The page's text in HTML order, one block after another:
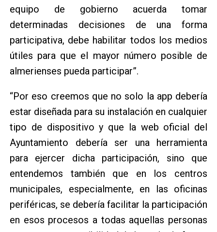
equipo de gobierno acuerda tomar
determinadas decisiones de una forma
participativa, debe habilitar todos los medios
útiles para que el mayor número posible de
almerienses pueda participar”.
“Por eso creemos que no solo la app debería
estar diseñada para su instalación en cualquier
tipo de dispositivo y que la web oficial del
Ayuntamiento debería ser una herramienta
para ejercer dicha participación, sino que
entendemos también que en los centros
municipales, especialmente, en las oficinas
periféricas, se debería facilitar la participación
en esos procesos a todas aquellas personas